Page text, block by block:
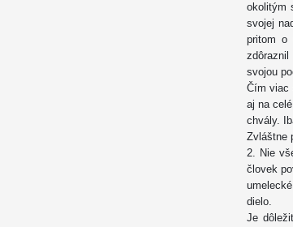
okolitým
svojej
pritom o
svojou
Čím viac
aj na
chvály.
Zvláštne
2. Nie
človek
dielo.
Je